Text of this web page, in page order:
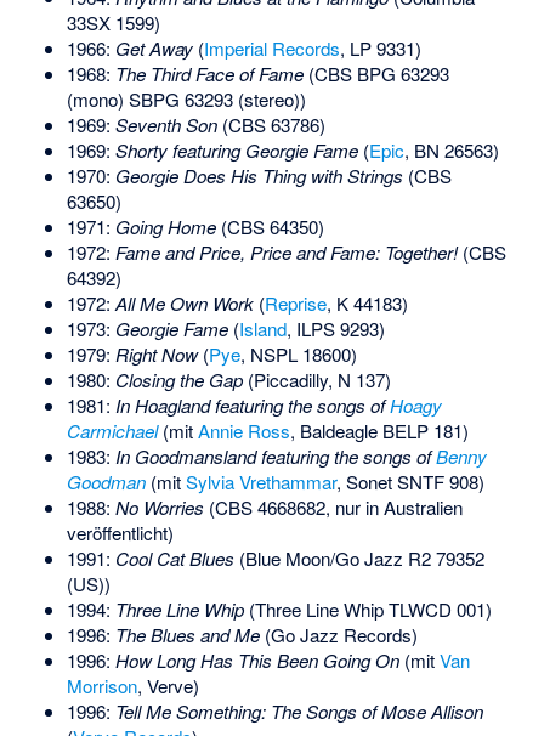
33SX 1599)
1966: Get Away(Imperial Records, LP 9331)
1968: The Third Face of Fame(CBS BPG 63293
(mono) SBPG 63293 (stereo))
1969: Seventh Son(CBS 63786)
1969: Shorty featuring Georgie Fame(Epic, BN 26563)
1970: Georgie Does His Thing with Strings (CBS
63650)
1971: Going Home(CBS 64350)
1972: Fame and Price, Price and Fame: Together!(CBS
64392)
1972: All Me Own Work(Reprise, K 44183)
1973: Georgie Fame(Island, ILPS 9293)
1979: Right Now(Pye, NSPL 18600)
1980: Closing the Gap(Piccadilly, N 137)
1981: In Hoagland featuring the songs ofHoagy
Carmichael(mitAnnie Ross, Baldeagle BELP 181)
1983: In Goodmansland featuring the songs ofBenny
Goodman(mitSylvia Vrethammar, Sonet SNTF 908)
1988: No Worries (CBS 4668682, nur in Australien
veröffentlicht)
1991: Cool Cat Blues (Blue Moon/Go Jazz R2 79352
(US))
1994: Three Line Whip(Three Line Whip TLWCD 001)
1996: The Blues and Me(Go Jazz Records)
1996: How Long Has This Been Going On(mitVan
Morrison, Verve)
1996: Tell Me Something: The Songs of Mose Allison